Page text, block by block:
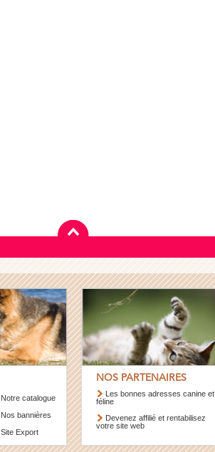
Notre catalogue
Nos bannières
Site Export
NOS PARTENAIRES
Les bonnes adresses canine et
féline
Devenez affilié et rentabilisez
votre site web